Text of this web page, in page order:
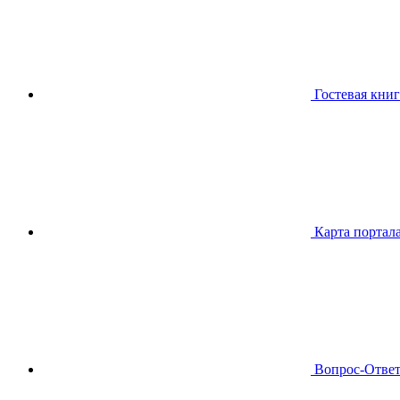
Гостевая
Карта
Вопрос-Ответ